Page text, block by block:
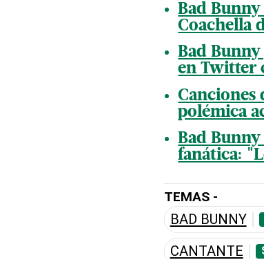
Bad
Coachella
Bad
en Twitter
Canciones
polémica
Bad
fanática:
TEMAS -
BAD BUNNY
CANTANTE